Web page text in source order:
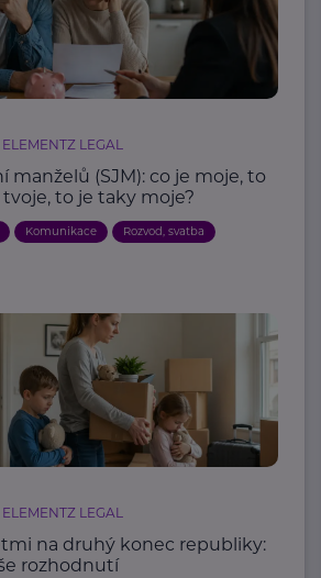
LEGAL
manželů (SJM): co je moje, to
tvoje, to je taky moje?
Komunikace Rozvod, svatba
LEGAL
na druhý konec republiky:
rozhodnutí